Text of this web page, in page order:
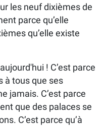
les neuf dixièmes de
parce qu’elle
qu’elle existe
! C’est parce
à tous que ses
jamais. C’est parce
que des palaces se
C’est parce qu’à